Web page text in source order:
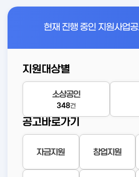
현재 진행 중인 지원사업
지원대상별
소상공인
348건
공고바로가기
자금지원 창업지원